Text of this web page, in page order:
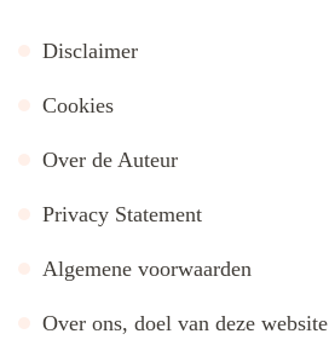
Disclaimer
Cookies
Over de Auteur
Privacy Statement
Algemene voorwaarden
Over ons, doel van deze website